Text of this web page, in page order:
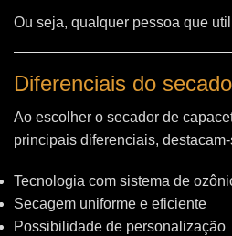
Ou seja, qualquer pessoa que
Diferenciais do
Ao escolher o secador de
principais diferenciais, destacam-
Tecnologia com sistema de
Secagem uniforme e eficiente
Possibilidade de personalização